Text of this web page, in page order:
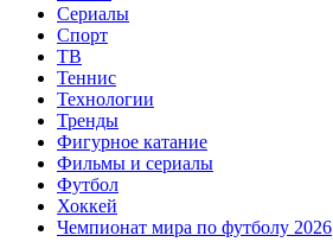
Сериалы
Спорт
ТВ
Теннис
Технологии
Тренды
Фигурное катание
Фильмы и сериалы
Футбол
Хоккей
Чемпионат мира по футболу 2026